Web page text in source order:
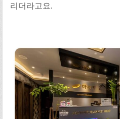
리더라고요.